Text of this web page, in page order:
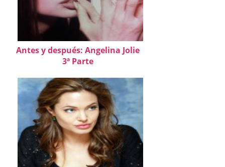
Antes y después: Angelina Jolie
3ª Parte